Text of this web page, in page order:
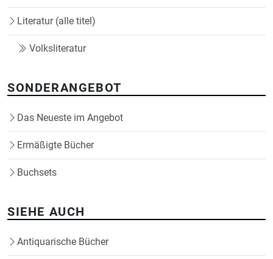
Literatur (alle titel)
Volksliteratur
SONDERANGEBOT
Das Neueste im Angebot
Ermäßigte Bücher
Buchsets
SIEHE AUCH
Antiquarische Bücher